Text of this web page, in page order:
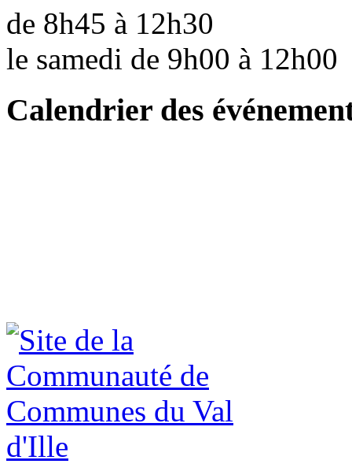
de 8h45 à 12h30
le samedi de 9h00 à
Calendrier des